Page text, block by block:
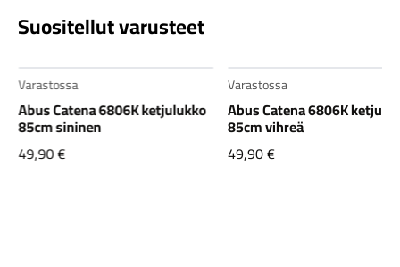
Suositellut varusteet
Varastossa
Abus Catena 6806K ketjulukko
85cm sininen
49,90€
Varastossa
Abus Catena 6806K
85cm vihreä
49,90€